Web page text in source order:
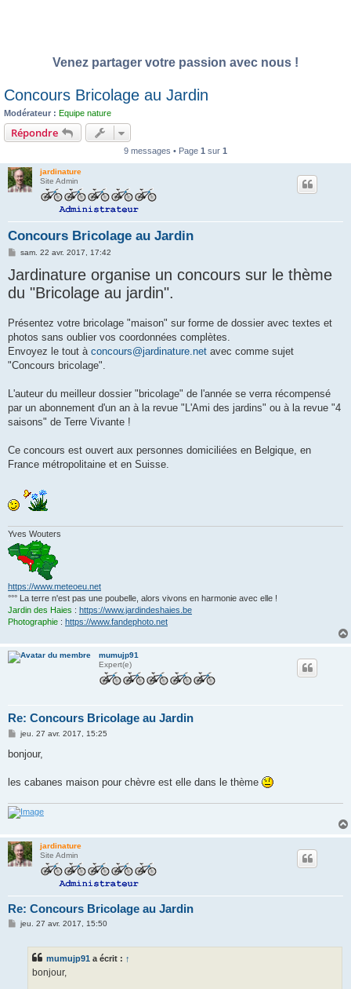
Venez partager votre passion avec nous !
Concours Bricolage au Jardin
Modérateur : Equipe nature
Répondre
9 messages • Page 1 sur 1
jardinature
Site Admin
Concours Bricolage au Jardin
M
s
s
a
g
sam. 22 avr. 2017, 17:42
Jardinature organise un concours sur le thème
du "Bricolage au jardin".
Présentez votre bricolage "maison" sur forme de dossier avec textes et
photos sans oublier vos coordonnées complètes.
Envoyez le tout à concours@jardinature.net avec comme sujet
"Concours bricolage".
L'auteur du meilleur dossier "bricolage" de l'année se verra récompensé
par un abonnement d'un an à la revue "L'Ami des jardins" ou à la revue "4
saisons" de Terre Vivante !
Ce concours est ouvert aux personnes domiciliées en Belgique, en
France métropolitaine et en Suisse.
Yves Wouters
https://www.meteoeu.net
°°° La terre n'est pas une poubelle, alors vivons en harmonie avec elle !
Jardin des Haies : https://www.jardindeshaies.be
Photographie : https://www.fandephoto.net
mumujp91
Expert(e)
Re: Concours Bricolage au Jardin
M
s
g
jeu. 27 avr. 2017, 15:25
bonjour,
les cabanes maison pour chèvre est elle dans le thème
jardinature
Site Admin
Re: Concours Bricolage au Jardin
Mjeu. 27 avr. 2017, 15:50
mumujp91 a écrit : ↑
bonjour,